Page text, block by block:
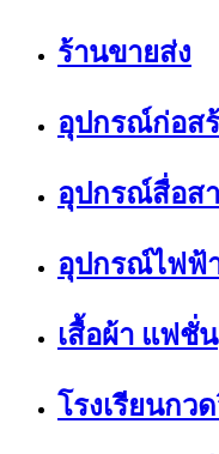
ร้านขายส่ง
อุปกรณ์ก่อส
อุปกรณ์สื่อส
อุปกรณ์ไฟฟ้
เสื้อผ้า แฟชั่น
โรงเรียนกว